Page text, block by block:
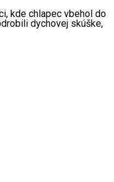
kde chlapec vbehol do
dychovej skúške,